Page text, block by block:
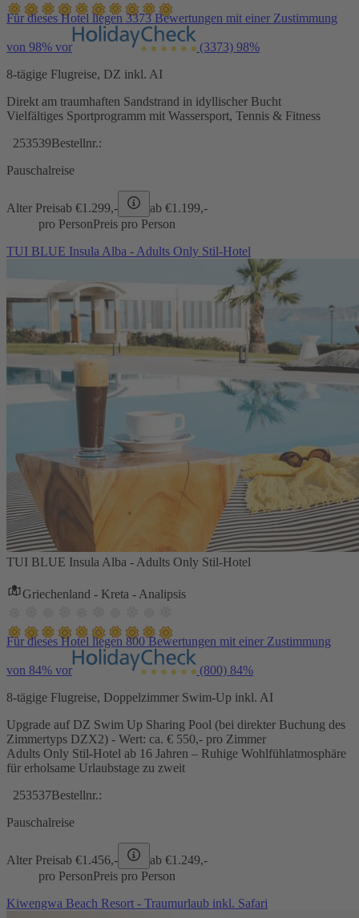
Für dieses Hotel liegen 3373 Bewertungen mit einer Zustimmung
von 98% vor (3373) 98%
8-tägige Flugreise, DZ inkl. AI
Direkt am traumhaften Sandstrand in idyllischer Bucht
Vielfältiges Sportprogramm mit Wassersport, Tennis & Fitness
253539Bestellnr.:
Pauschalreise
Alter Preisab €1.299,- ab €1.199,-
pro PersonPreis pro Person
TUI BLUE Insula Alba - Adults Only Stil-Hotel
TUI BLUE Insula Alba - Adults Only Stil-Hotel
Griechenland - Kreta - Analipsis
Für dieses Hotel liegen 800 Bewertungen mit einer Zustimmung
von 84% vor (800) 84%
8-tägige Flugreise, Doppelzimmer Swim-Up inkl. AI
Upgrade auf DZ Swim Up Sharing Pool (bei direkter Buchung des
Zimmertyps DZX2) - Wert: ca. € 550,- pro Zimmer
Adults Only Stil-Hotel ab 16 Jahren – Ruhige Wohlfühlatmosphäre
für erholsame Urlaubstage zu zweit
253537Bestellnr.:
Pauschalreise
Alter Preisab €1.456,- ab €1.249,-
pro PersonPreis pro Person
Kiwengwa Beach Resort - Traumurlaub inkl. Safari